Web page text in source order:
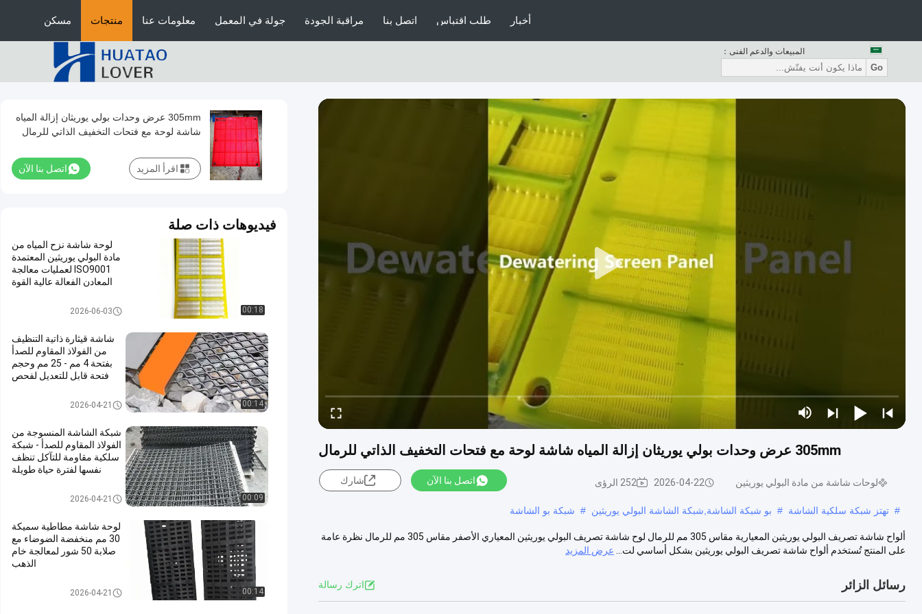
مسكن منتجات معلومات عنا جولة في المعمل مراقبة الجودة اتصل بنا طلب اقتباس أخبار
المبيعات والدعم الفنى：
Go
305mm عرض وحدات بولي يوريثان إزالة المياه شاشة لوحة مع فتحات التخفيف الذاتي للرمال
لوحات شاشة من مادة البولي يوريثين 2026-04-22 252 الرؤى اتصل بنا الآن شارك
# تهتز شبكة سلكية الشاشة # بو شبكة الشاشة,شبكة الشاشة البولي يوريثين # شبكة بو الشاشة
ألواح شاشة تصريف البولي يوريثين المعيارية مقاس 305 مم للرمال لوح شاشة تصريف البولي يوريثين المعياري الأصفر مقاس 305 مم للرمال نظرة عامة
على المنتج تُستخدم ألواح شاشة تصريف البولي يوريثين بشكل أساسي لت...
عرض المزيد
رسائل الزائر اترك رسالة
305mm عرض وحدات بولي يوريثان إزالة المياه
شاشة لوحة مع فتحات التخفيف الذاتي للرمال
اتصل بنا الآن اقرأ المزيد
فيديوهات ذات صلة
00:18
لوحة شاشة نزح المياه من
مادة البولي يوريثين المعتمدة
ISO9001 لعمليات معالجة
المعادن الفعالة عالية القوة
لوحات شاشة من مادة البولي يوري
2026-06-03
00:14
شاشة قيثارة ذاتية التنظيف
من الفولاذ المقاوم للصدأ
بفتحة 4 مم - 25 مم وحجم
فتحة قابل للتعديل لفحص
لوحات شاشة من مادة البولي يوري
2026-04-21
00:09
شبكة الشاشة المنسوجة من
الفولاذ المقاوم للصدأ - شبكة
سلكية مقاومة للتآكل تنظف
نفسها لفترة حياة طويلة
لوحات شاشة من مادة البولي يوري
2026-04-21
00:14
لوحة شاشة مطاطية سميكة
30 مم منخفضة الضوضاء مع
صلابة 50 شور لمعالجة خام
الذهب
لوحات شاشة من مادة البولي يوري
2026-04-21